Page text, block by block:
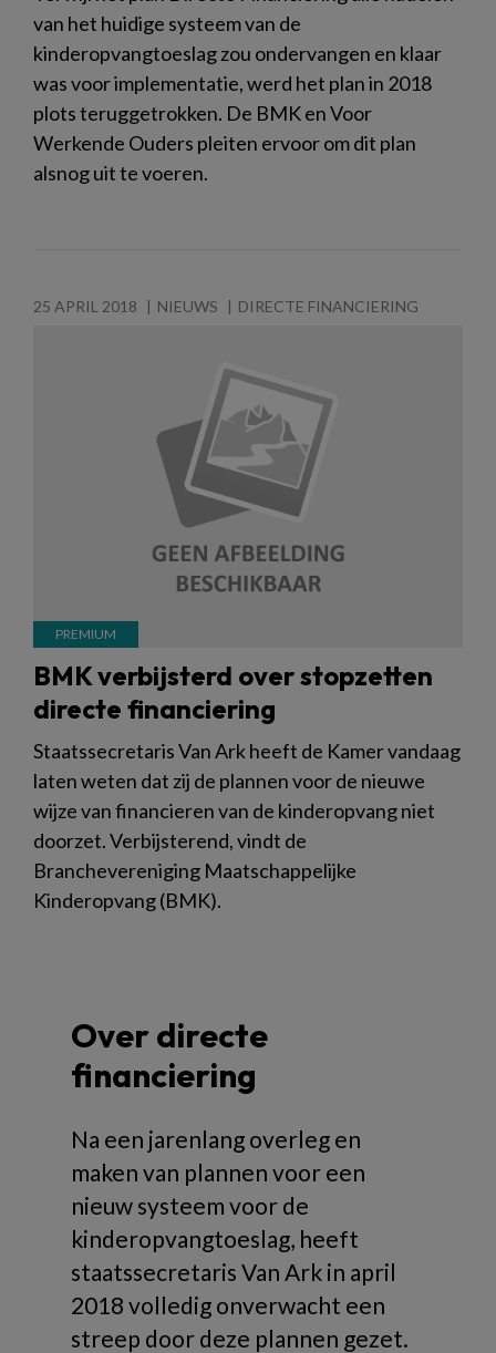
van het huidige systeem van de
kinderopvangtoeslag zou ondervangen en klaar
was voor implementatie, werd het plan in 2018
plots teruggetrokken. De BMK en Voor
Werkende Ouders pleiten ervoor om dit plan
alsnog uit te voeren.
25 APRIL 2018 NIEUWS DIRECTE FINANCIERING
BMK verbijsterd over stopzetten
directe financiering
Staatssecretaris Van Ark heeft de Kamer vandaag
laten weten dat zij de plannen voor de nieuwe
wijze van financieren van de kinderopvang niet
doorzet. Verbijsterend, vindt de
Branchevereniging Maatschappelijke
Kinderopvang (BMK).
Over directe
financiering
Na een jarenlang overleg en
maken van plannen voor een
nieuw systeem voor de
kinderopvangtoeslag, heeft
staatssecretaris Van Ark in april
2018 volledig onverwacht een
streep door deze plannen gezet.